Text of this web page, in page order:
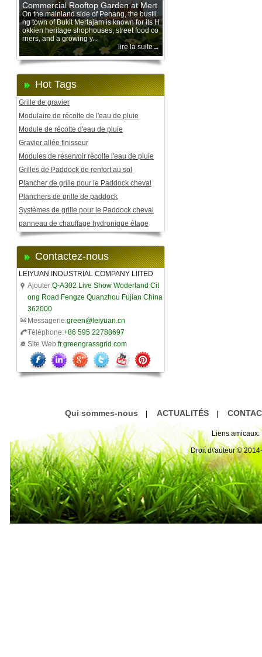
Commercial Rooftop Garden at Mert
ajam Urban Mall, Penang Mainland
On the mainland side of Penang, the bustli
ng town of Bukit Mertajam is known for its H
okkien heritage shophouses, street food co
rners, and a growing y...
lire la suite→
Hot Tags
Grille de gravier
Modulaire de récolte de l'eau de pluie
Module de récolte d'eau de pluie
Gravier allée finisseur
Modules de réservoir récolte l'eau de pluie
Grilles de Paddock de renfort au sol
Plancher de grille pour le Paddock cheval
Planchers de grille de paddock
Systèmes de grille pour le Paddock cheval
panneau de chauffage hydronique étage
Contactez-nous
LEIYUAN INDUSTRIAL COMPANY LIITED
Ajouter:Q-A302 Live Show Woderland Cit
ong Road Fengze Quanzhou Fujian China
362000
Messagerie:green@leiyuan.cn
Téléphone:+86 595 22788697
Site Web:fr.greengrassgrid.com
Qui sommes-nous ACTUALITÉS
Liens amicaux:
Droit d\'auteur ©